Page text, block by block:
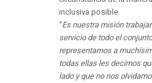
inclusiva posible.
“Es nuestra misión
servicio de todo el
representamos a
todas ellas les decimos
lado y que no nos